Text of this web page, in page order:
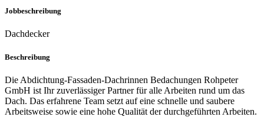
Jobbeschreibung
Dachdecker
Beschreibung
Die Abdichtung-Fassaden-Dachrinnen Bedachungen Rohpeter
GmbH ist Ihr zuverlässiger Partner für alle Arbeiten rund um das
Dach. Das erfahrene Team setzt auf eine schnelle und saubere
Arbeitsweise sowie eine hohe Qualität der durchgeführten Arbeiten.